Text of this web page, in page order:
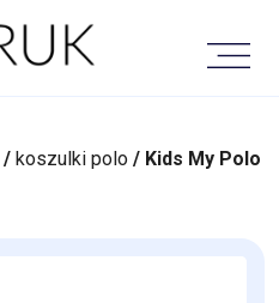
/koszulki polo / Kids My Polo